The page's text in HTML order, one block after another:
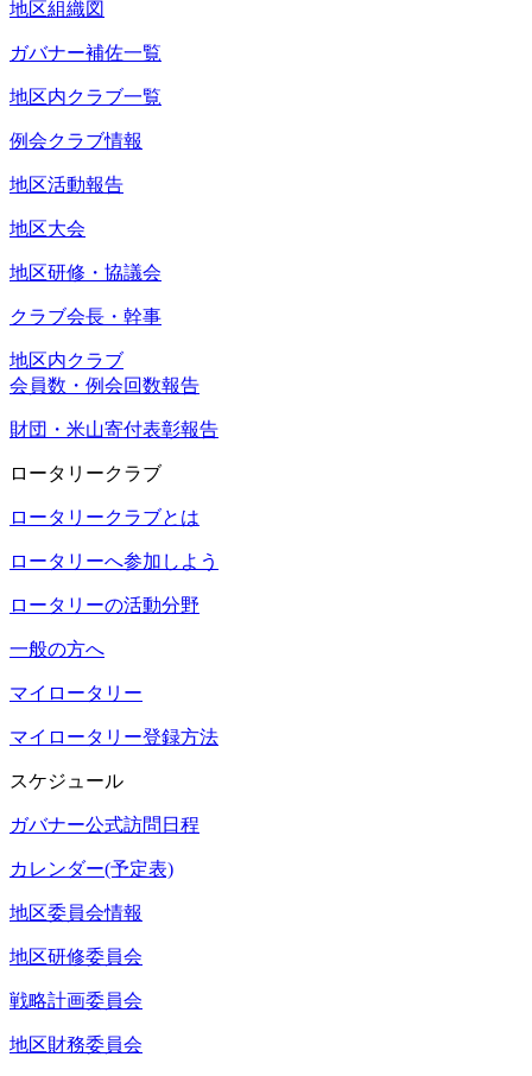
地区組織図
ガバナー補佐一覧
地区内クラブ一覧
例会クラブ情報
地区活動報告
地区大会
地区研修・協議会
クラブ会長・幹事
地区内クラブ
会員数・例会回数報告
財団・米山寄付表彰報告
ロータリークラブ
ロータリークラブとは
ロータリーへ参加しよう
ロータリーの活動分野
一般の方へ
マイロータリー
マイロータリー登録方法
スケジュール
ガバナー公式訪問日程
カレンダー(予定表)
地区委員会情報
地区研修委員会
戦略計画委員会
地区財務委員会